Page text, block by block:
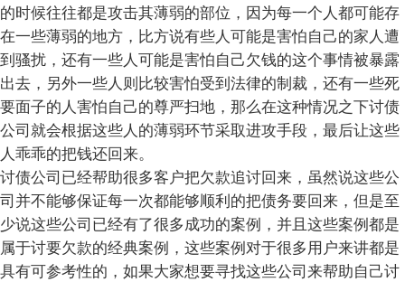
的时候往往都是攻击其薄弱的部位，因为每一个人都可能存
在一些薄弱的地方，比方说有些人可能是害怕自己的家人遭
到骚扰，还有一些人可能是害怕自己欠钱的这个事情被暴露
出去，另外一些人则比较害怕受到法律的制裁，还有一些死
要面子的人害怕自己的尊严扫地，那么在这种情况之下讨债
公司就会根据这些人的薄弱环节采取进攻手段，最后让这些
人乖乖的把钱还回来。
讨债公司已经帮助很多客户把欠款追讨回来，虽然说这些公
司并不能够保证每一次都能够顺利的把债务要回来，但是至
少说这些公司已经有了很多成功的案例，并且这些案例都是
属于讨要欠款的经典案例，这些案例对于很多用户来讲都是
具有可参考性的，如果大家想要寻找这些公司来帮助自己讨